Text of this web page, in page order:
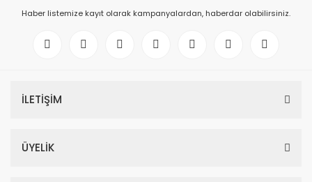
Haber listemize kayıt olarak kampanyalardan, haberdar olabilirsiniz.
İLETİŞİM
ÜYELİK